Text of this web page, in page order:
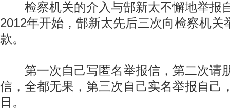
检察机关的介入与郜新太不懈地举报
2012年开始，郜新太先后三次向检察机关
款。
第一次自己写匿名举报信，第二次请
信，全都无果，第三次自己实名举报自己
日。